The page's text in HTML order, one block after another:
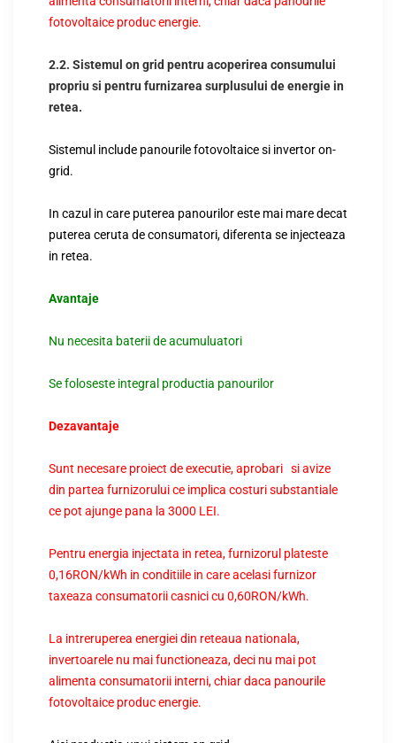
fotovoltaice produc energie.
2.2. Sistemul on grid pentru acoperirea consumului
propriu si pentru furnizarea surplusului de energie in
retea.
Sistemul include panourile fotovoltaice si invertor on-
grid.
In cazul in care puterea panourilor este mai mare decat
puterea ceruta de consumatori, diferenta se injecteaza
in retea.
Avantaje
Nu necesita baterii de acumuluatori
Se foloseste integral productia panourilor
Dezavantaje
Sunt necesare proiect de executie, aprobari si avize
din partea furnizorului ce implica costuri substantiale
ce pot ajunge pana la 3000 LEI.
Pentru energia injectata in retea, furnizorul plateste
0,16RON/kWh in conditiile in care acelasi furnizor
taxeaza consumatorii casnici cu 0,60RON/kWh.
La intreruperea energiei din reteaua nationala,
invertoarele nu mai functioneaza, deci nu mai pot
alimenta consumatorii interni, chiar daca panourile
fotovoltaice produc energie.